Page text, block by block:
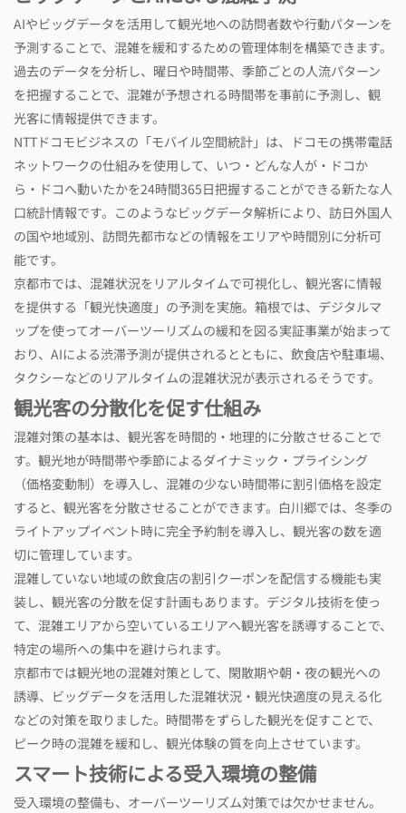
AIやビッグデータを活用して観光地への訪問者数や行動パターンを
予測することで、混雑を緩和するための管理体制を構築できます。
過去のデータを分析し、曜日や時間帯、季節ごとの人流パターン
を把握することで、混雑が予想される時間帯を事前に予測し、観
光客に情報提供できます。
NTTドコモビジネスの「モバイル空間統計」は、ドコモの携帯電話
ネットワークの仕組みを使用して、いつ・どんな人が・ドコか
ら・ドコへ動いたかを24時間365日把握することができる新たな人
口統計情報です。このようなビッグデータ解析により、訪日外国人
の国や地域別、訪問先都市などの情報をエリアや時間別に分析可
能です。
京都市では、混雑状況をリアルタイムで可視化し、観光客に情報
を提供する「観光快適度」の予測を実施。箱根では、デジタルマ
ップを使ってオーバーツーリズムの緩和を図る実証事業が始まって
おり、AIによる渋滞予測が提供されるとともに、飲食店や駐車場、
タクシーなどのリアルタイムの混雑状況が表示されるそうです。
観光客の分散化を促す仕組み
混雑対策の基本は、観光客を時間的・地理的に分散させることで
す。観光地が時間帯や季節によるダイナミック・プライシング
（価格変動制）を導入し、混雑の少ない時間帯に割引価格を設定
すると、観光客を分散させることができます。白川郷では、冬季の
ライトアップイベント時に完全予約制を導入し、観光客の数を適
切に管理しています。
混雑していない地域の飲食店の割引クーポンを配信する機能も実
装し、観光客の分散を促す計画もあります。デジタル技術を使っ
て、混雑エリアから空いているエリアへ観光客を誘導することで、
特定の場所への集中を避けられます。
京都市では観光地の混雑対策として、閑散期や朝・夜の観光への
誘導、ビッグデータを活用した混雑状況・観光快適度の見える化
などの対策を取りました。時間帯をずらした観光を促すことで、
ピーク時の混雑を緩和し、観光体験の質を向上させています。
スマート技術による受入環境の整備
受入環境の整備も、オーバーツーリズム対策では欠かせません。